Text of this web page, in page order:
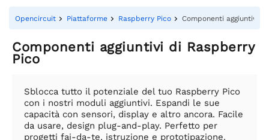
Opencircuit Piattaforme Raspberry Pico Componenti aggiuntivi
Componenti aggiuntivi di Raspberry
Pico
Sblocca tutto il potenziale del tuo Raspberry Pico
con i nostri moduli aggiuntivi. Espandi le sue
capacità con sensori, display e altro ancora. Facile
da usare, design plug-and-play. Perfetto per
progetti fai-da-te, istruzione e prototipazione.